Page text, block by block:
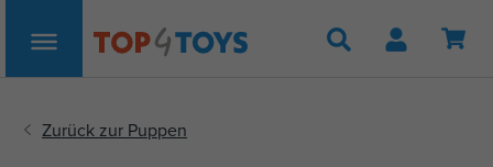
Suche